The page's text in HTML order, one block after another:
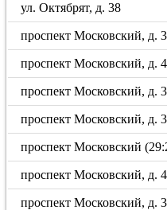
ул. Октябрят, д. 38
проспект Московский, д.
проспект Московский, д.
проспект Московский, д.
проспект Московский, д.
проспект Московский
проспект Московский, д.
проспект Московский, д.